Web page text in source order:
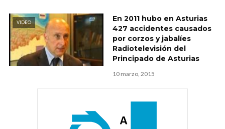
VIDEO
En 2011 hubo en Asturias
427 accidentes causados
por corzos y jabalíes
Radiotelevisión del
Principado de Asturias
10 marzo, 2015